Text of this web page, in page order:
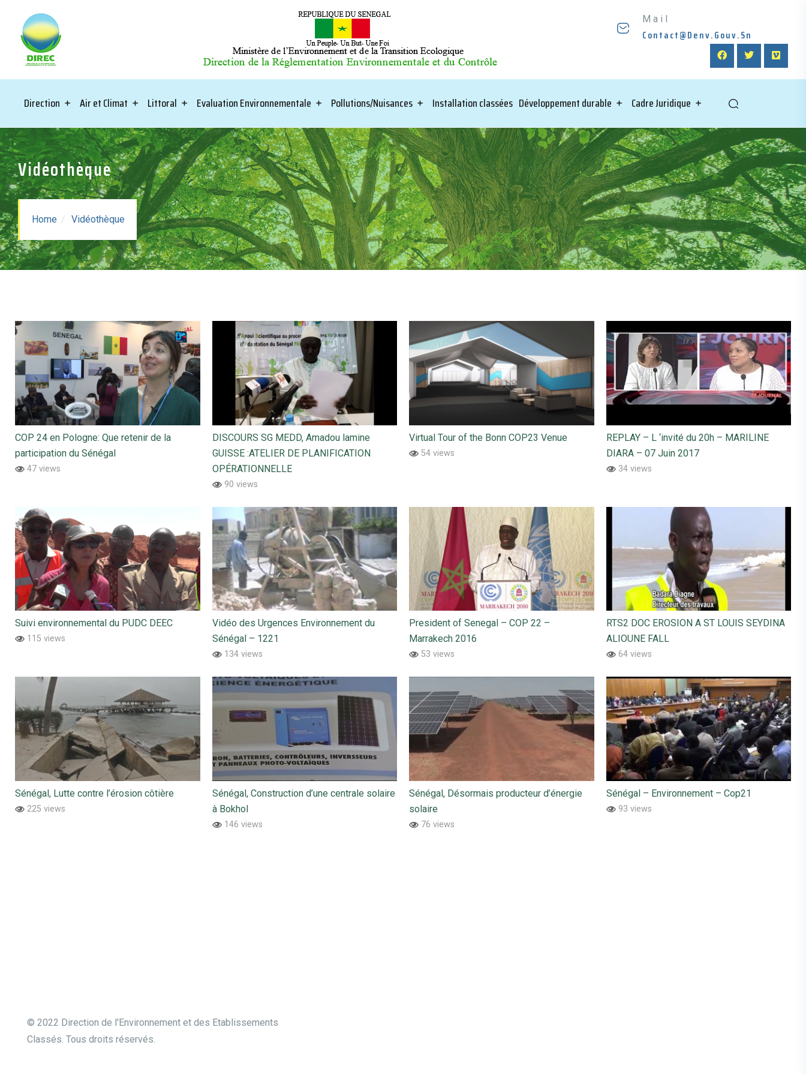
Mail
Contact@denv.gouv.sn
Direction Air et Climat Littoral Evaluation Environnementale Pollutions/Nuisances Installation classées Développement durable Cadre Juridique
Vidéothèque
Home Vidéothèque
COP 24 en Pologne: Que retenir de la
participation du Sénégal
47 views
DISCOURS SG MEDD, Amadou lamine
GUISSE :ATELIER DE PLANIFICATION
OPÉRATIONNELLE
90 views
Virtual Tour of the Bonn COP23 Venue
54 views
REPLAY – L ‘invité du 20h – MARILINE
DIARA – 07 Juin 2017
34 views
Suivi environnemental du PUDC DEEC
115 views
Vidéo des Urgences Environnement du
Sénégal – 1221
134 views
President of Senegal – COP 22 –
Marrakech 2016
53 views
RTS2 DOC EROSION A ST LOUIS SEYDINA
ALIOUNE FALL
64 views
Sénégal, Lutte contre l’érosion côtière
225 views
Sénégal, Construction d’une centrale solaire
à Bokhol
146 views
Sénégal, Désormais producteur d’énergie
solaire
76 views
Sénégal – Environnement – Cop21
93 views
© 2022 Direction de l'Environnement et des Etablissements
Classés. Tous droits réservés.